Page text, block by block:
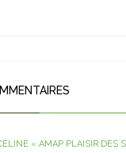
« AMAP PLAISIR DES